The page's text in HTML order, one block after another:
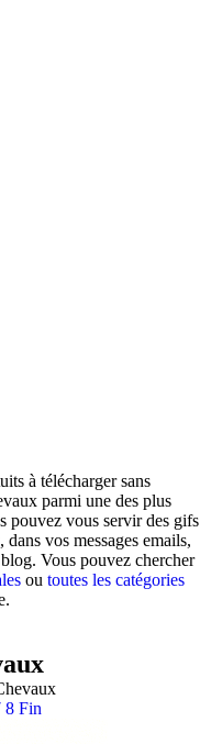
à télécharger sans
parmi une des plus
pouvez vous servir des gifs
vos messages emails,
Vous pouvez chercher
ou toutes les catégories
8 Fin